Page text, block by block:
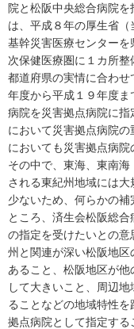
院と松阪中央総合病院
は、平成８年の厚生省（
基幹災害医療センターを
次保健医療圏に１カ所整
都道府県の実情に合わせ
年度から平成１９年度ま
病院を災害拠点病院に
において災害拠点病院
においても災害拠点病院
その中で、東海、東南
される東紀州地域には
少ないため、何らかの
ところ、済生会松阪総
の指定を受けたいとの
州と関連が深い松阪地
あること、松阪地区が
して大きいこと、周辺
ることなどの地域特性
拠点病院として指定する